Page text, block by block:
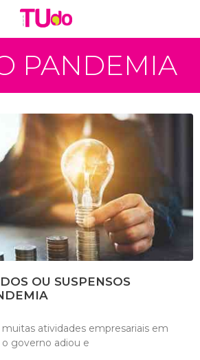
PANDEMIA
OU SUSPENSOS
atividades empresariais em
governo adiou e